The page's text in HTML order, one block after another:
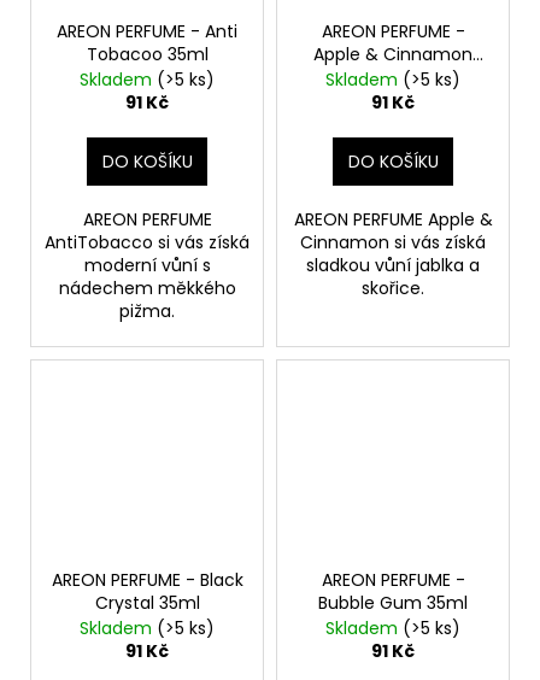
AREON PERFUME - Anti
Tobacoo 35ml
Skladem (>5 ks)
91 Kč
DO KOŠÍKU
AREON PERFUME
AntiTobacco si vás získá
moderní vůní s
nádechem měkkého
pižma.
AREON PERFUME -
Apple & Cinnamon
35ml
Skladem (>5 ks)
91 Kč
DO KOŠÍKU
AREON PERFUME Apple &
Cinnamon si vás získá
sladkou vůní jablka a
skořice.
AREON PERFUME - Black
Crystal 35ml
Skladem (>5 ks)
91 Kč
AREON PERFUME -
Bubble Gum 35ml
Skladem (>5 ks)
91 Kč